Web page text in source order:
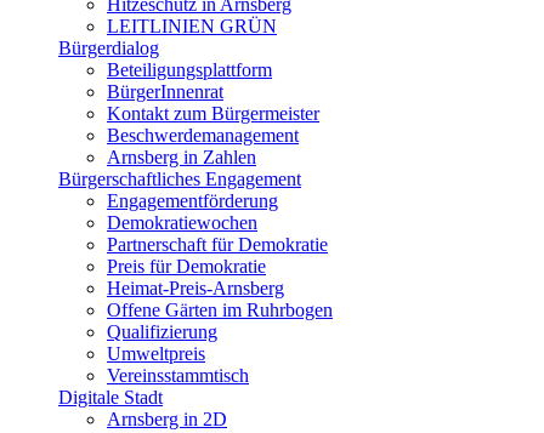
Hitzeschutz in Arnsberg
LEITLINIEN GRÜN
Bürgerdialog
Beteiligungsplattform
BürgerInnenrat
Kontakt zum Bürgermeister
Beschwerdemanagement
Arnsberg in Zahlen
Bürgerschaftliches Engagement
Engagementförderung
Demokratiewochen
Partnerschaft für Demokratie
Preis für Demokratie
Heimat-Preis-Arnsberg
Offene Gärten im Ruhrbogen
Qualifizierung
Umweltpreis
Vereinsstammtisch
Digitale Stadt
Arnsberg in 2D